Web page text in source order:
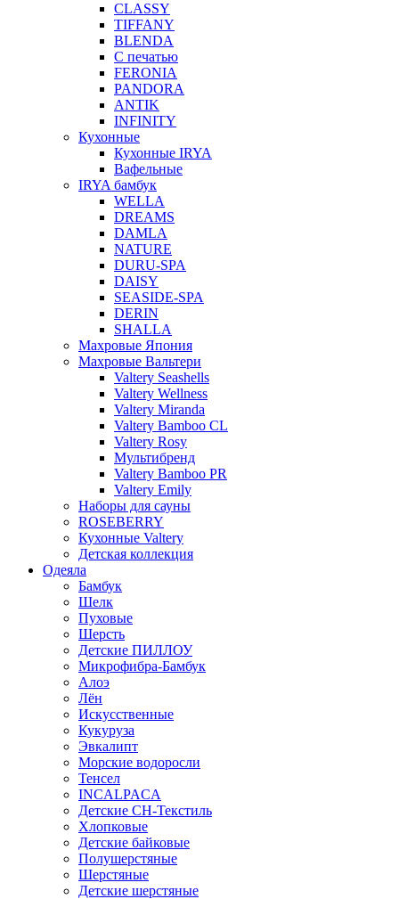
CLASSY
TIFFANY
BLENDA
С печатью
FERONIA
PANDORA
ANTIK
INFINITY
Кухонные
Кухонные IRYA
Вафельные
IRYA бамбук
WELLA
DREAMS
DAMLA
NATURE
DURU-SPA
DAISY
SEASIDE-SPA
DERIN
SHALLA
Махровые Япония
Махровые Вальтери
Valtery Seashells
Valtery Wellness
Valtery Miranda
Valtery Bamboo CL
Valtery Rosy
Мультибренд
Valtery Bamboo PR
Valtery Emily
Наборы для сауны
ROSEBERRY
Кухонные Valtery
Детская коллекция
Одеяла
Бамбук
Шелк
Пуховые
Шерсть
Детские ПИЛЛОУ
Микрофибра-Бамбук
Алоэ
Лён
Искусственные
Кукуруза
Эвкалипт
Морские водоросли
Тенсел
INCALPACA
Детские СН-Текстиль
Хлопковые
Детские байковые
Полушерстяные
Шерстяные
Детские шерстяные